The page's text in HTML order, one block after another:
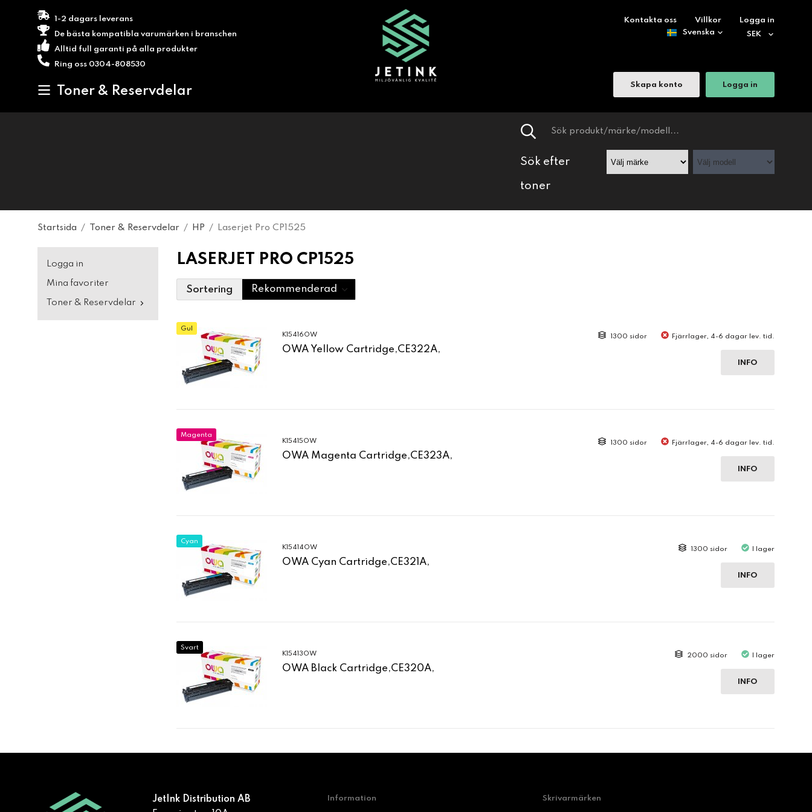
1-2 dagars leverans
De bästa kompatibla varumärken i branschen
Alltid full garanti på alla produkter
Ring oss 0304-808530
Toner & Reservdelar
Kontakta oss Villkor Logga in
Skapa konto Logga in
Sök efter
toner
Startsida / Toner & Reservdelar / HP / Laserjet Pro CP1525
Logga in
Mina favoriter
Toner & Reservdelar
LASERJET PRO CP1525
Sortering
Gul
K15416OW
OWA Yellow Cartridge,CE322A,
1300 sidor Fjärrlager, 4-6 dagar lev. tid.
INFO
Magenta
K15415OW
OWA Magenta Cartridge,CE323A,
1300 sidor Fjärrlager, 4-6 dagar lev. tid.
INFO
Cyan
K15414OW
OWA Cyan Cartridge,CE321A,
1300 sidor I lager
INFO
Svart
K15413OW
OWA Black Cartridge,CE320A,
2000 sidor I lager
INFO
JetInk Distribution AB
Information Skrivarmärken